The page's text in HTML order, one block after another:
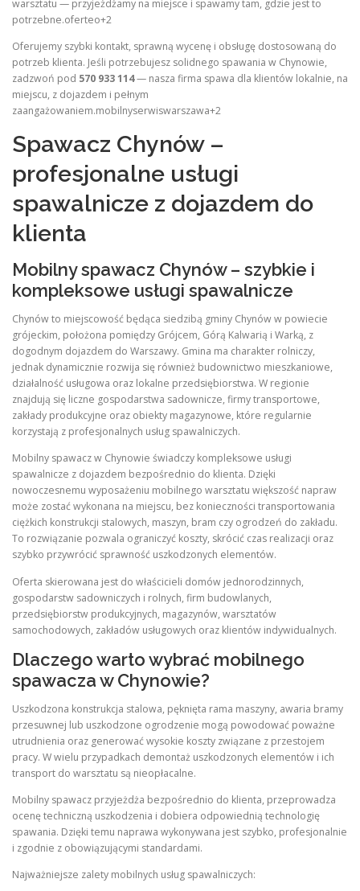
warsztatu — przyjeżdżamy na miejsce i spawamy tam, gdzie jest to
potrzebne.oferteo+2
Oferujemy szybki kontakt, sprawną wycenę i obsługę dostosowaną do
potrzeb klienta. Jeśli potrzebujesz solidnego spawania w Chynowie,
zadzwoń pod 570 933 114— nasza firma spawa dla klientów lokalnie, na
miejscu, z dojazdem i pełnym
zaangażowaniem.mobilnyserwiswarszawa+2
Spawacz Chynów –
profesjonalne usługi
spawalnicze z dojazdem do
klienta
Mobilny spawacz Chynów – szybkie i
kompleksowe usługi spawalnicze
Chynów to miejscowość będąca siedzibą gminy Chynów w powiecie
grójeckim, położona pomiędzy Grójcem, Górą Kalwarią i Warką, z
dogodnym dojazdem do Warszawy. Gmina ma charakter rolniczy,
jednak dynamicznie rozwija się również budownictwo mieszkaniowe,
działalność usługowa oraz lokalne przedsiębiorstwa. W regionie
znajdują się liczne gospodarstwa sadownicze, firmy transportowe,
zakłady produkcyjne oraz obiekty magazynowe, które regularnie
korzystają z profesjonalnych usług spawalniczych.
Mobilny spawacz w Chynowie świadczy kompleksowe usługi
spawalnicze z dojazdem bezpośrednio do klienta. Dzięki
nowoczesnemu wyposażeniu mobilnego warsztatu większość napraw
może zostać wykonana na miejscu, bez konieczności transportowania
ciężkich konstrukcji stalowych, maszyn, bram czy ogrodzeń do zakładu.
To rozwiązanie pozwala ograniczyć koszty, skrócić czas realizacji oraz
szybko przywrócić sprawność uszkodzonych elementów.
Oferta skierowana jest do właścicieli domów jednorodzinnych,
gospodarstw sadowniczych i rolnych, firm budowlanych,
przedsiębiorstw produkcyjnych, magazynów, warsztatów
samochodowych, zakładów usługowych oraz klientów indywidualnych.
Dlaczego warto wybrać mobilnego
spawacza w Chynowie?
Uszkodzona konstrukcja stalowa, pęknięta rama maszyny, awaria bramy
przesuwnej lub uszkodzone ogrodzenie mogą powodować poważne
utrudnienia oraz generować wysokie koszty związane z przestojem
pracy. W wielu przypadkach demontaż uszkodzonych elementów i ich
transport do warsztatu są nieopłacalne.
Mobilny spawacz przyjeżdża bezpośrednio do klienta, przeprowadza
ocenę techniczną uszkodzenia i dobiera odpowiednią technologię
spawania. Dzięki temu naprawa wykonywana jest szybko, profesjonalnie
i zgodnie z obowiązującymi standardami.
Najważniejsze zalety mobilnych usług spawalniczych: